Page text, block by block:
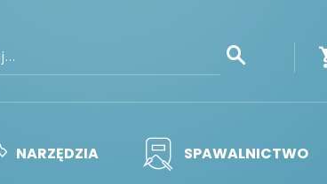
NARZĘDZIA SPAWALNICTWO